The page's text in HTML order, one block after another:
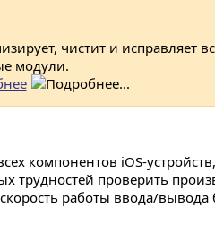
чистит и исправляет
модули.
компонентов iOS-
трудностей проверить
работы ввода/